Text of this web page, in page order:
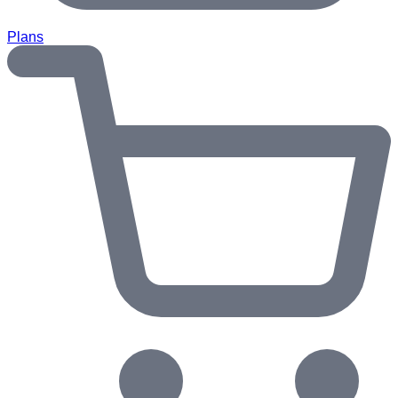
Plans